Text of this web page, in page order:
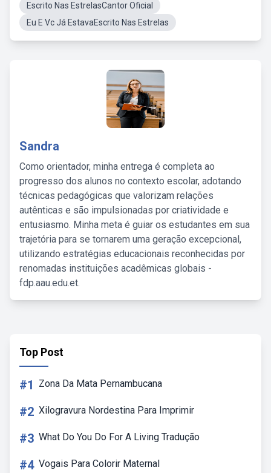
Escrito Nas EstrelasCantor Oficial
Eu E Vc Já EstavaEscrito Nas Estrelas
Sandra
Como orientador, minha entrega é completa ao
progresso dos alunos no contexto escolar, adotando
técnicas pedagógicas que valorizam relações
autênticas e são impulsionadas por criatividade e
entusiasmo. Minha meta é guiar os estudantes em sua
trajetória para se tornarem uma geração excepcional,
utilizando estratégias educacionais reconhecidas por
renomadas instituições acadêmicas globais -
fdp.aau.edu.et.
Top Post
#1 Zona Da Mata Pernambucana
#2 Xilogravura Nordestina Para Imprimir
#3 What Do You Do For A Living Tradução
#4 Vogais Para Colorir Maternal